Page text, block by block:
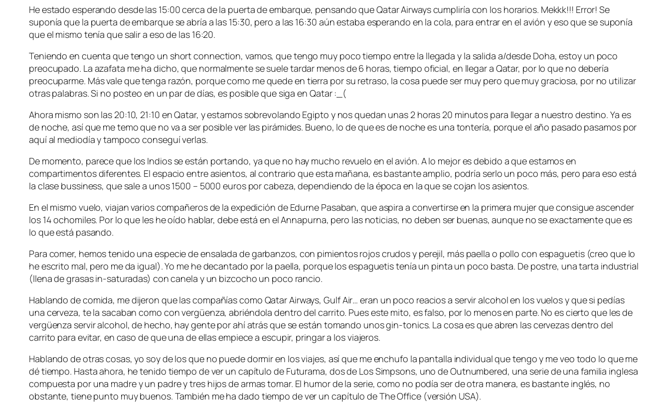
He estado esperando desde las 15:00 cerca de la puerta de embarque, pensando que Qatar Airways cumpliría con los horarios. Mekkk!!! Error! Se
suponía que la puerta de embarque se abría a las 15:30, pero a las 16:30 aún estaba esperando en la cola, para entrar en el avión y eso que se suponía
que el mismo tenía que salir a eso de las 16:20.
Teniendo en cuenta que tengo un short connection, vamos, que tengo muy poco tiempo entre la llegada y la salida a/desde Doha, estoy un poco
preocupado. La azafata me ha dicho, que normalmente se suele tardar menos de 6 horas, tiempo oficial, en llegar a Qatar, por lo que no debería
preocuparme. Más vale que tenga razón, porque como me quede en tierra por su retraso, la cosa puede ser muy pero que muy graciosa, por no utilizar
otras palabras. Si no posteo en un par de días, es posible que siga en Qatar :_(
Ahora mismo son las 20:10, 21:10 en Qatar, y estamos sobrevolando Egipto y nos quedan unas 2 horas 20 minutos para llegar a nuestro destino. Ya es
de noche, así que me temo que no va a ser posible ver las pirámides. Bueno, lo de que es de noche es una tontería, porque el año pasado pasamos por
aquí al mediodía y tampoco conseguí verlas.
De momento, parece que los Indios se están portando, ya que no hay mucho revuelo en el avión. A lo mejor es debido a que estamos en
compartimentos diferentes. El espacio entre asientos, al contrario que esta mañana, es bastante amplio, podría serlo un poco más, pero para eso está
la clase bussiness, que sale a unos 1500 – 5000 euros por cabeza, dependiendo de la época en la que se cojan los asientos.
En el mismo vuelo, viajan varios compañeros de la expedición de Edurne Pasaban, que aspira a convertirse en la primera mujer que consigue ascender
los 14 ochomiles. Por lo que les he oído hablar, debe está en el Annapurna, pero las noticias, no deben ser buenas, aunque no se exactamente que es
lo que está pasando.
Para comer, hemos tenido una especie de ensalada de garbanzos, con pimientos rojos crudos y perejil, más paella o pollo con espaguetis (creo que lo
he escrito mal, pero me da igual). Yo me he decantado por la paella, porque los espaguetis tenía un pinta un poco basta. De postre, una tarta industrial
(llena de grasas in-saturadas) con canela y un bizcocho un poco rancio.
Hablando de comida, me dijeron que las compañías como Qatar Airways, Gulf Air… eran un poco reacios a servir alcohol en los vuelos y que si pedías
una cerveza, te la sacaban como con vergüenza, abriéndola dentro del carrito. Pues este mito, es falso, por lo menos en parte. No es cierto que les de
vergüenza servir alcohol, de hecho, hay gente por ahí atrás que se están tomando unos gin-tonics. La cosa es que abren las cervezas dentro del
carrito para evitar, en caso de que una de ellas empiece a escupir, pringar a los viajeros.
Hablando de otras cosas, yo soy de los que no puede dormir en los viajes, así que me enchufo la pantalla individual que tengo y me veo todo lo que me
dé tiempo. Hasta ahora, he tenido tiempo de ver un capítulo de Futurama, dos de Los Simpsons, uno deOutnumbered, una serie de una familia inglesa
compuesta por una madre y un padre y tres hijos de armas tomar. El humor de la serie, como no podía ser de otra manera, es bastante inglés, no
obstante, tiene punto muy buenos. También me ha dado tiempo de ver un capítulo deThe Office(versión USA).